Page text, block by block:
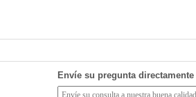
Envíe su pregunta